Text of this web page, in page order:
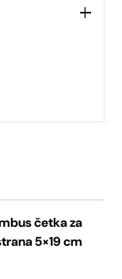
četka za
5×19 cm